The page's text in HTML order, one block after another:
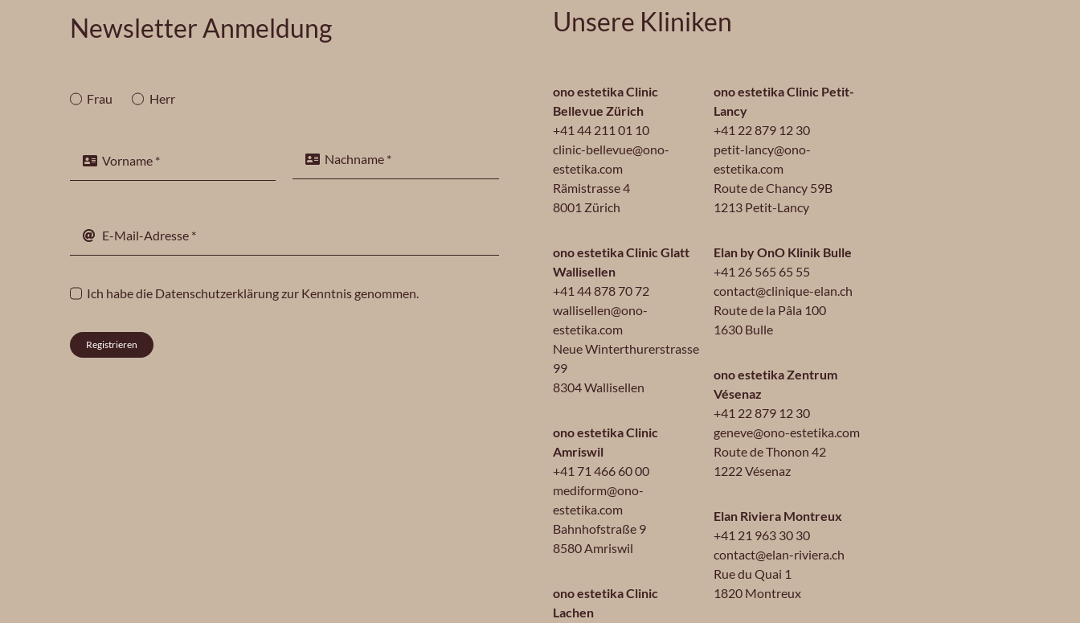
Newsletter Anmeldung
Frau Herr
Ich habe die Datenschutzerklärungzur Kenntnis genommen.
Registrieren
Unsere Kliniken
ono estetika Clinic
Bellevue Zürich
+41 44 211 01 10
clinic-bellevue@ono-
estetika.com
Rämistrasse 4
8001 Zürich
ono estetika Clinic Glatt
Wallisellen
+41 44 878 70 72
wallisellen@ono-
estetika.com
Neue Winterthurerstrasse
99
8304 Wallisellen
ono estetika Clinic
Amriswil
+41 71 466 60 00
mediform@ono-
estetika.com
Bahnhofstraße 9
8580 Amriswil
ono estetika Clinic
Lachen
ono estetika Clinic Petit-
Lancy
+41 22 879 12 30
petit-lancy@ono-
estetika.com
Route de Chancy 59B
1213 Petit-Lancy
Elan by OnO Klinik Bulle
+41 26 565 65 55
contact@clinique-elan.ch
Route de la Pâla 100
1630 Bulle
ono estetika Zentrum
Vésenaz
+41 22 879 12 30
geneve@ono-estetika.com
Route de Thonon 42
1222 Vésenaz
Elan Riviera Montreux
+41 21 963 30 30
contact@elan-riviera.ch
Rue du Quai 1
1820 Montreux